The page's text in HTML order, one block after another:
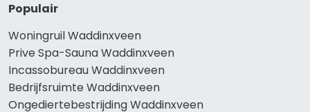
Populair
Woningruil Waddinxveen
Prive Spa-Sauna Waddinxveen
Incassobureau Waddinxveen
Bedrijfsruimte Waddinxveen
Ongediertebestrijding Waddinxveen